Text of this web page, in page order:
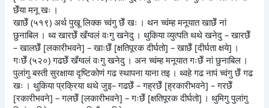
छेँया मनू खः ।
खाछेँ (५१९) अर्थ पुखू लिक्क च्वंगु छेँ खः । थन च्वंम्ह मनूयात खाछेँ नां
छुनाबिल । थ्व खारछेँ खँग्वलं वःगु खनेदु । थुकिया व्युत्पति थथे खनेदु – खारछेँ
– खालछेँ [लकारीभवने] – खाःछेँ [क्षतिपूरक दीर्घतो] – खाछेँ [दीर्घता क्षये] ।
गःछेँ (५२०) गढछेँ खँग्वलं वःगु खनेदु । अन च्वंम्ह मनूयात गःछेँ नां छुनाबिल ।
पुलांगु बस्ती सुरक्षाया दृष्टिकोणं गढ स्थापना याना तइ । थ्वहे गढ नापं च्वंगु छेँ गढ
खः । थुकिया प्रक्रिया थथे जुइ– गढछेँ – गह्रछेँ [ह्रकारीभवने] – गरछेँ
[रकारीभवने] – गलछेँ [लकारीभवने] – गःछेँ [क्षतिपूरक दीर्घतो] । थुमिगु पुलांगु